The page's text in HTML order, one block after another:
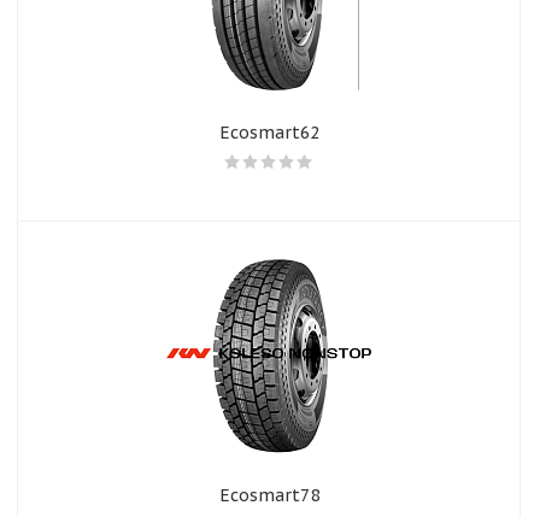
Ecosmart62
Ecosmart78